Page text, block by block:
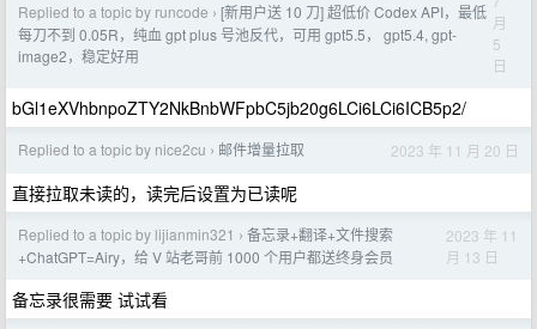
Replied to a topic by runcode › [新用户送 10 刀] 超低价 Codex API，最低
每刀不到 0.05R，纯血 gpt plus 号池反代，可用 gpt5.5， gpt5.4, gpt-
image2，稳定好用
月
5
日
bGl1eXVhbnpoZTY2NkBnbWFpbC5jb20g6LCi6LCi6ICB5p2/
Replied to a topic by nice2cu › 邮件增量拉取 2023 年 11 月 20 日
直接拉取未读的，读完后设置为已读呢
Replied to a topic by lijianmin321 › 备忘录+翻译+文件搜索
+ChatGPT=Airy，给 V 站老哥前 1000 个用户都送终身会员
2023 年 11
月 13 日
备忘录很需要 试试看